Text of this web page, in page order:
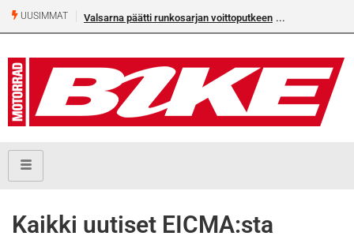
UUSIMMAT Valsarna päätti runkosarjan voittoputkeen
Kaikki uutiset EICMA:sta